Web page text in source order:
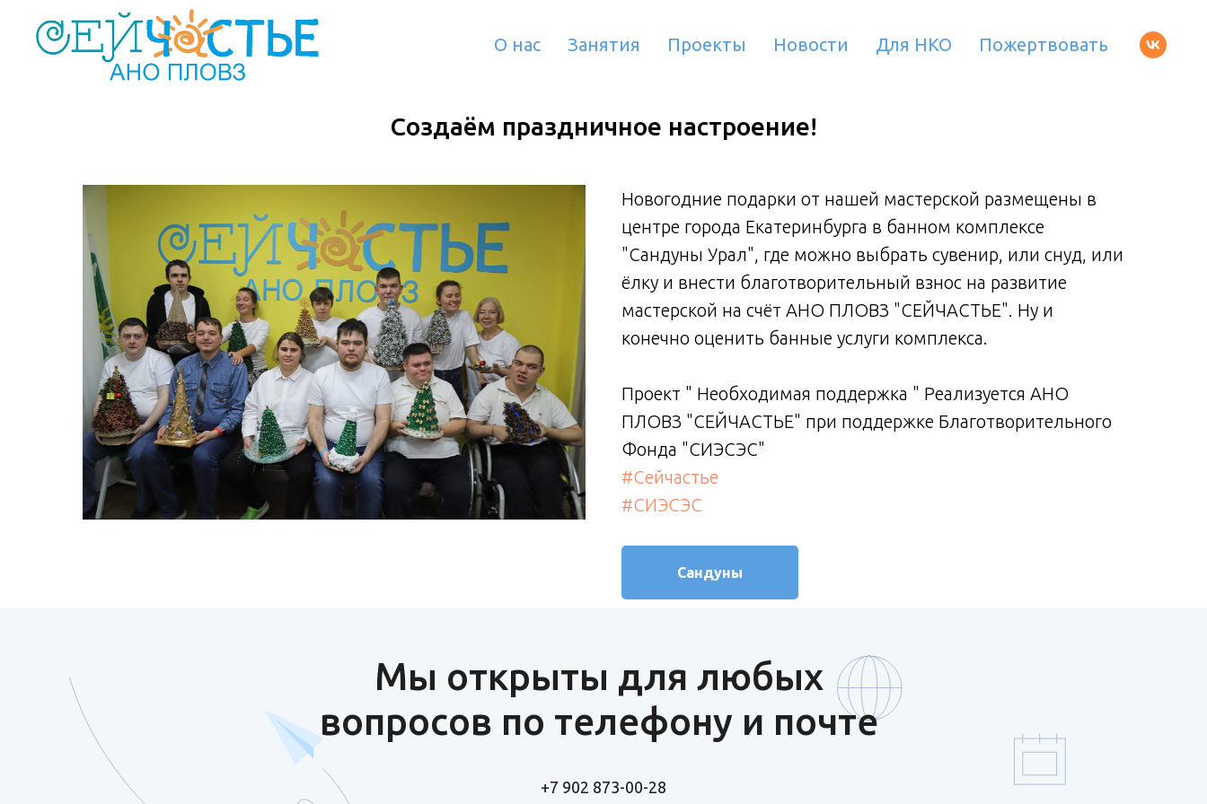
О нас Занятия Проекты Новости Для НКО Пожертвовать
Создаём праздничное настроение!
Новогодние подарки от нашей мастерской размещены в
центре города Екатеринбурга в банном комплексе
"Сандуны Урал", где можно выбрать сувенир, или снуд, или
ёлку и внести благотворительный взнос на развитие
мастерской на счёт АНО ПЛОВЗ "СЕЙЧАСТЬЕ". Ну и
конечно оценить банные услуги комплекса.
Проект " Необходимая поддержка " Реализуется АНО
ПЛОВЗ "СЕЙЧАСТЬЕ" при поддержке Благотворительного
Фонда "СИЭСЭС"
#Сейчастье
#СИЭСЭС
Сандуны
Мы открыты для любых
вопросов по телефону и почте
+7 902 873-00-28